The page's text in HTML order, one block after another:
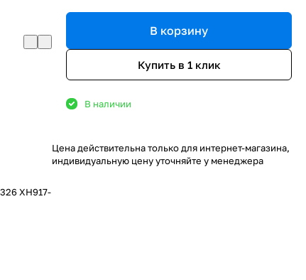
XH917-
В корзину
Купить в 1 клик
В наличии
Цена действительна только для интернет-магазина,
индивидуальную цену уточняйте у менеджера